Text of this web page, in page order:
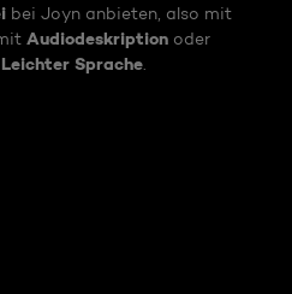
bei Joyn anbieten, also mit
mit Audiodeskription oder
Leichter Sprache